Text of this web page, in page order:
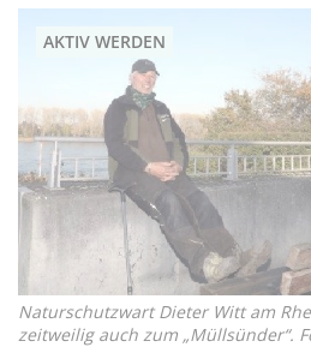
teilentwittern teilen teilen
AKTIV WERDEN
Naturschutzwart Dieter Witt am
zeitweilig auch zum „Müllsünder“.